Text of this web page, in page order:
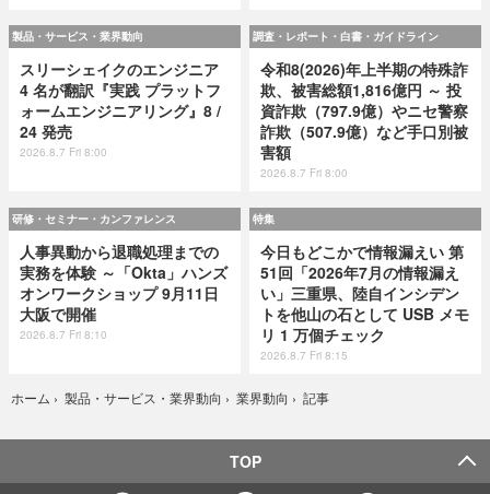
製品・サービス・業界動向
スリーシェイクのエンジニア
4 名が翻訳『実践 プラットフ
ォームエンジニアリング』8 /
24 発売
2026.8.7 Fri 8:00
調査・レポート・白書・ガイドライン
令和8(2026)年上半期の特殊詐
欺、被害総額1,816億円 ～ 投
資詐欺（797.9億）やニセ警察
詐欺（507.9億）など手口別被
害額
2026.8.7 Fri 8:00
研修・セミナー・カンファレンス
人事異動から退職処理までの
実務を体験 ～「Okta」ハンズ
オンワークショップ 9月11日
大阪で開催
2026.8.7 Fri 8:10
特集
今日もどこかで情報漏えい 第
51回「2026年7月の情報漏え
い」三重県、陸自インシデン
トを他山の石として USB メモ
リ 1 万個チェック
2026.8.7 Fri 8:15
ホーム › 製品・サービス・業界動向 › 業界動向 › 記事
TOP